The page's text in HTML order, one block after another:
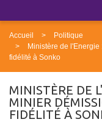
Accueil
Politique
Ministère de
fidélité à Sonko
MINISTÈRE DE
MINIER
FIDÉLITÉ À